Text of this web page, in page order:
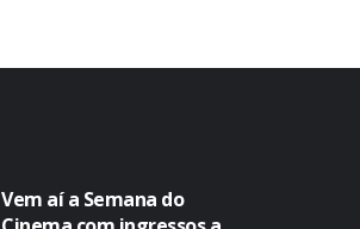
Vem aí a Semana do